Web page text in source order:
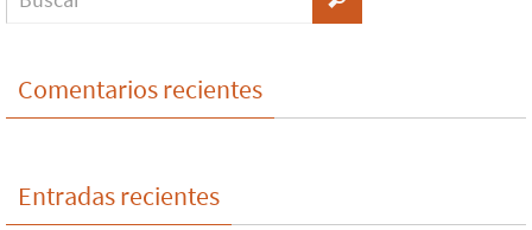
Comentarios recientes
Entradas recientes